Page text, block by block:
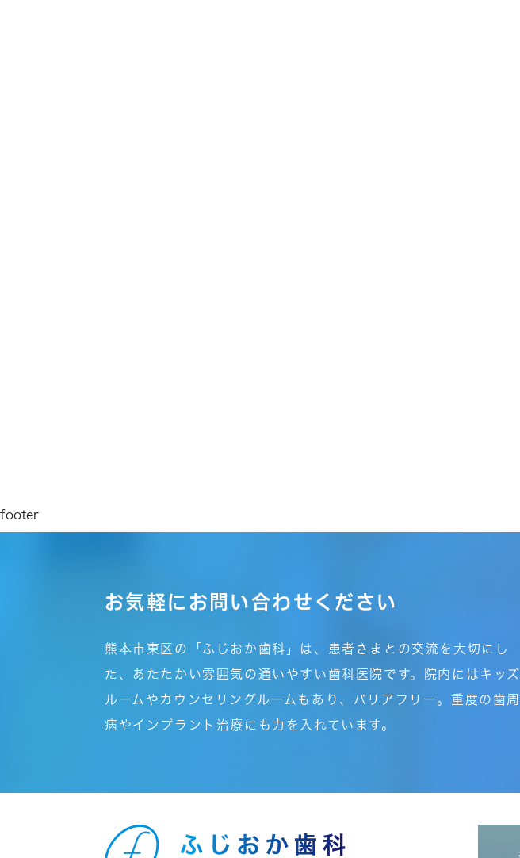
footer
お気軽にお問い合わせください
熊本市東区の「ふじおか歯科」は、患者さまとの交流を大切にし
た、あたたかい雰囲気の通いやすい歯科医院です。院内にはキッズ
ルームやカウンセリングルームもあり、バリアフリー。重度の歯周
病やインプラント治療にも力を入れています。